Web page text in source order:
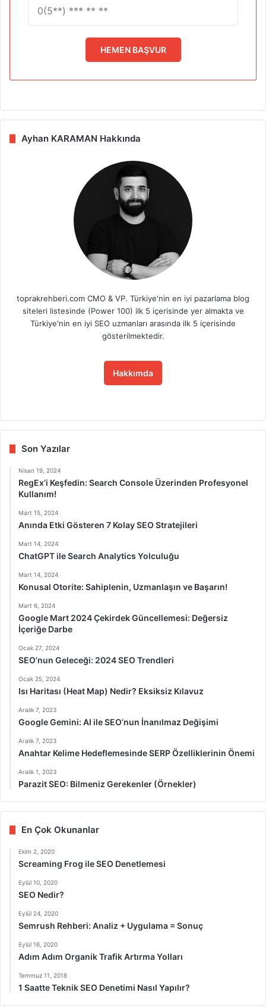
HEMEN BAŞVUR
Ayhan KARAMAN Hakkında
toprakrehberi.com CMO & VP. Türkiye'nin en iyi pazarlama blog
siteleri listesinde (Power 100) ilk 5 içerisinde yer almakta ve
Türkiye'nin en iyi SEO uzmanları arasında ilk 5 içerisinde
gösterilmektedir.
Hakkımda
bo
dIn ub ra
Son Yazılar
Nisan 19, 2024
RegEx’i Keşfedin: Search Console Üzerinden Profesyonel
Kullanım!
Mart 15, 2024
Anında Etki Gösteren 7 Kolay SEO Stratejileri
Mart 14, 2024
ChatGPT ile Search Analytics Yolculuğu
Mart 14, 2024
Konusal Otorite: Sahiplenin, Uzmanlaşın ve Başarın!
Mart 6, 2024
Google Mart 2024 Çekirdek Güncellemesi: Değersiz
İçeriğe Darbe
Ocak 27, 2024
SEO’nun Geleceği: 2024 SEO Trendleri
Ocak 25, 2024
Isı Haritası (Heat Map) Nedir? Eksiksiz Kılavuz
Aralık 7, 2023
Google Gemini: AI ile SEO’nun İnanılmaz Değişimi
Aralık 7, 2023
Anahtar Kelime Hedeflemesinde SERP Özelliklerinin Önemi
Aralık 1, 2023
Parazit SEO: Bilmeniz Gerekenler (Örnekler)
En Çok Okunanlar
Ekim 2, 2020
Screaming Frog ile SEO Denetlemesi
Eylül 10, 2020
SEO Nedir?
Eylül 24, 2020
Semrush Rehberi: Analiz + Uygulama = Sonuç
Eylül 16, 2020
Adım Adım Organik Trafik Artırma Yolları
Temmuz 11, 2018
1 Saatte Teknik SEO Denetimi Nasıl Yapılır?